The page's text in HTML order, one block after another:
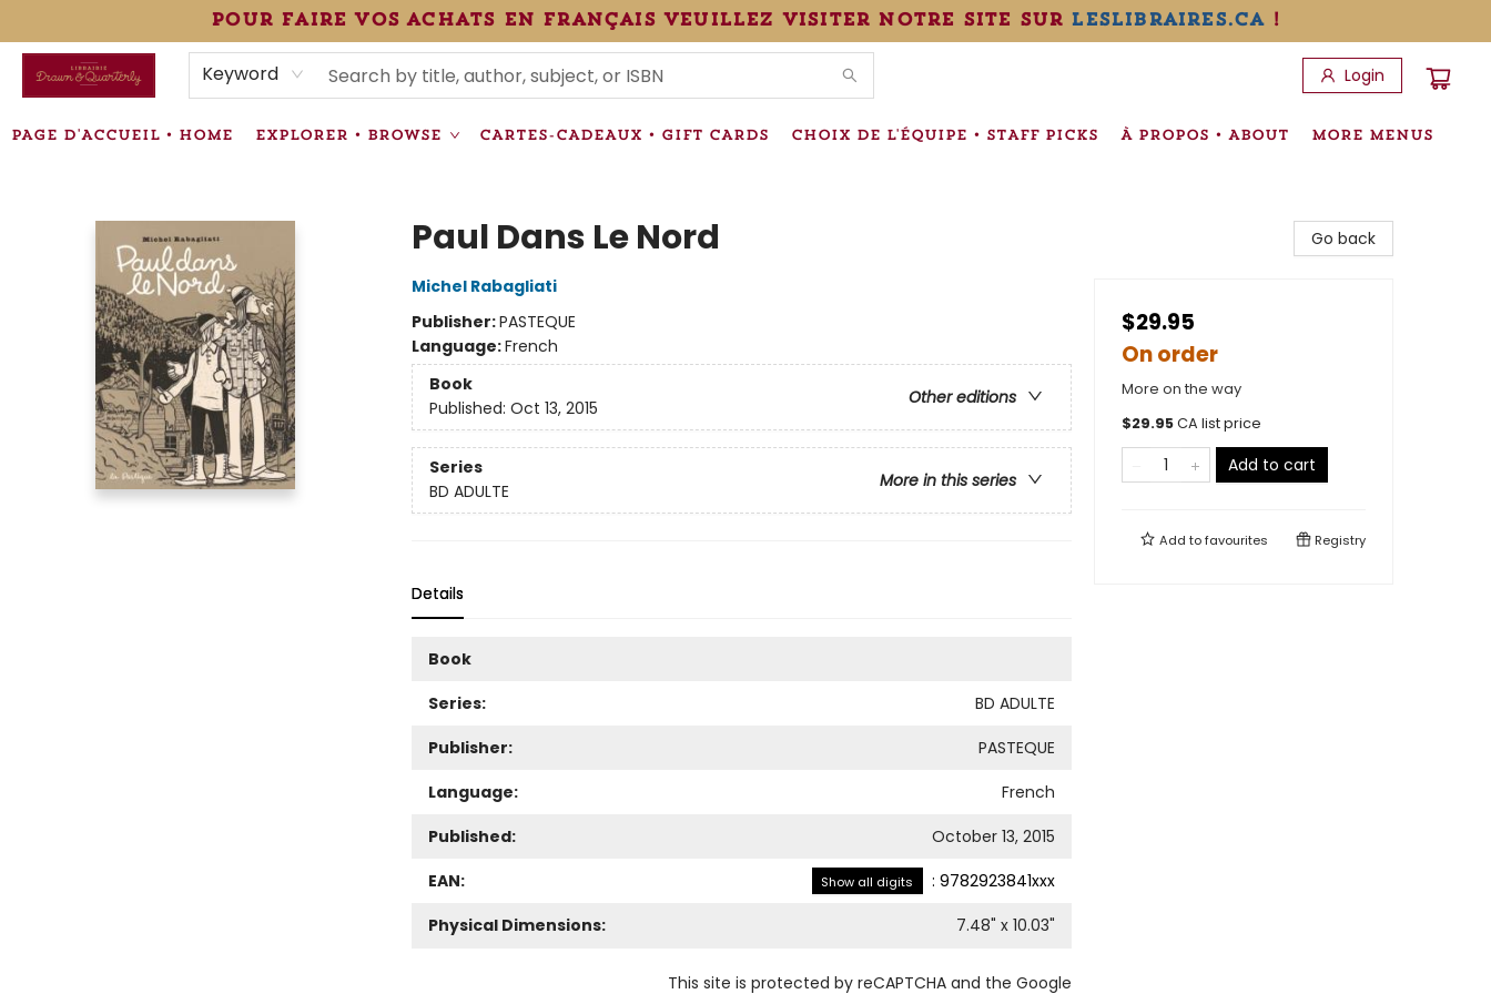
pour faire vos achats en français veuillez visiter notre site sur leslibraires.ca!
Keyword Login
PAGE D'ACCUEIL • HOME EXPLORER • BROWSE CARTES-CADEAUX • GIFT CARDS CHOIX DE L'ÉQUIPE • STAFF PICKS À PROPOS • ABOUT
ÉVÉNEMENTS • EVENTS
VENTES SPÉCIALISÉES • SPECIALTY SALES
INFORMATIONS SUPPLÉMENTAIRES TERMS & CONDITIONS
MORE MENUS
Paul Dans Le Nord
Michel Rabagliati
Publisher:PASTEQUE
Language:French
Book
Other editions
Published: Oct 13, 2015
Series
More in this series
BD ADULTE
Details
Book
Series:
BD ADULTE
Publisher:
PASTEQUE
Language:
French
Published:
October 13, 2015
EAN:
Show all digits : 9782923841xxx
Physical Dimensions:
7.48" x 10.03"
This site is protected by reCAPTCHA and the Google
Go back
$29.95
On order
More on the way
$29.95CA list price
Add to cart
Add tofavourites Registry